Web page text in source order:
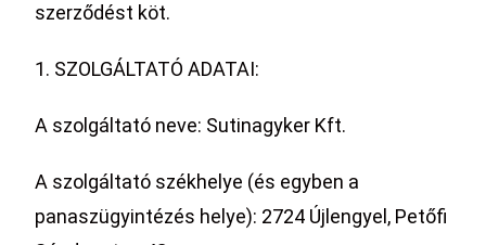
szerződést köt.
1. SZOLGÁLTATÓ ADATAI:
A szolgáltató neve: Sutinagyker Kft.
A szolgáltató székhelye (és egyben a
panaszügyintézés helye): 2724 Újlengyel, Petőfi